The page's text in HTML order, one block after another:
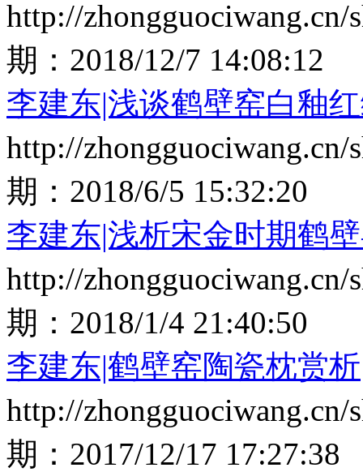
http://zhongguociwang.cn/
期： 2018/12/7 14:08:12
李建东|浅谈鹤壁窑白釉
http://zhongguociwang.cn/
期： 2018/6/5 15:32:20
李建东|浅析宋金时期鹤
http://zhongguociwang.cn/
期： 2018/1/4 21:40:50
李建东|鹤壁窑陶瓷枕赏析
http://zhongguociwang.cn/
期： 2017/12/17 17:27:38